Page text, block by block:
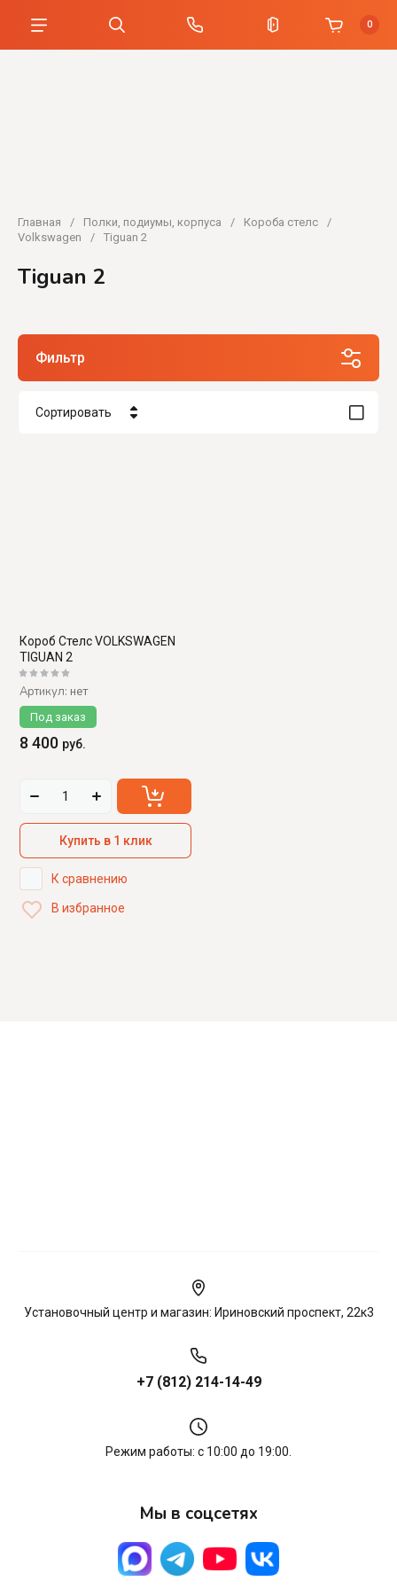
0
Главная / Полки, подиумы, корпуса / Короба стелс
/
Volkswagen
/ Tiguan 2
Tiguan 2
Фильтр
Сортировать
Короб Стелс VOLKSWAGEN
TIGUAN 2
Артикул: нет
Под заказ
8 400 руб.
Купить в 1 клик
К сравнению
В избранное
Установочный центр и магазин: Ириновский проспект, 22к3
+7 (812) 214-14-49
Режим работы: с 10:00 до 19:00.
Мы в соцсетях